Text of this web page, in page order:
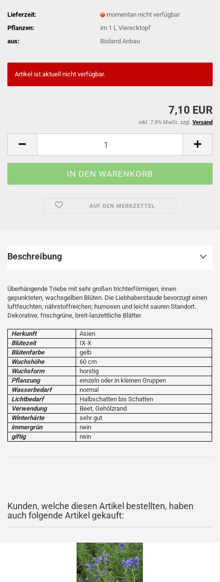
Lieferzeit:
momentan nicht verfügbar
Pflanzen:
im 1 L Vierecktopf
aus:
Bioland Anbau
Artikel ist aktuell nicht verfügbar.
7,10 EUR
inkl. 7.8% MwSt. zzgl. Versand
AUF DEN MERKZETTEL
Beschreibung
Überhängende Triebe mit sehr großen trichterförmigen, innen
gepunkteten, wachsgelben Blüten. Die Liebhaberstaude bevorzugt einen
luftfeuchten, nährstoffreichen, humosen und leicht sauren Standort.
Dekorative, frischgrüne, breit-lanzettliche Blätter.
Herkunft
Asien
Blütezeit
IX-X
Blütenfarbe
gelb
Wuchshöhe
60 cm
Wuchsform
horstig
Pflanzung
einzeln oder in kleinen Gruppen
Wasserbedarf
normal
Lichtbedarf
Halbschatten bis Schatten
Verwendung
Beet, Gehölzrand
Winterhärte
sehr gut
immergrün
nein
giftig
nein
Kunden, welche diesen Artikel bestellten, haben
auch folgende Artikel gekauft: